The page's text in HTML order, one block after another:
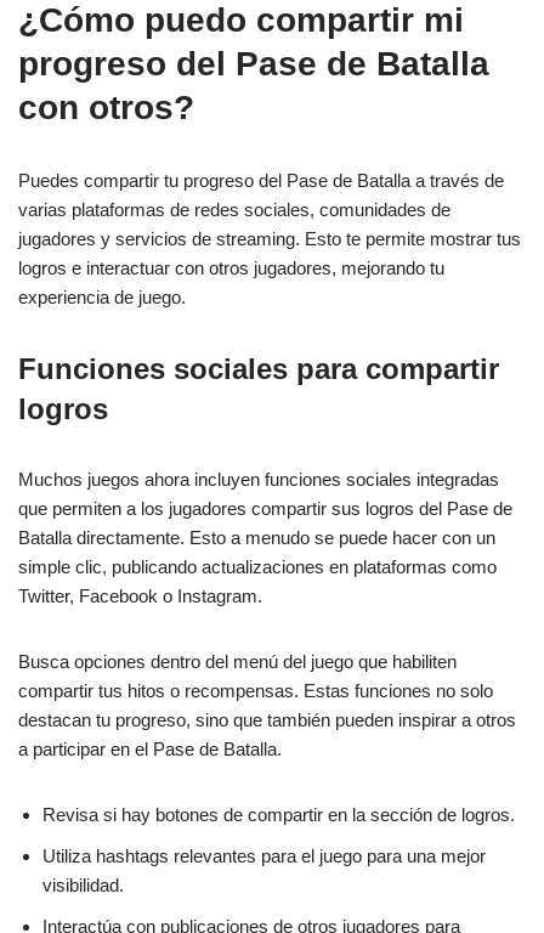
¿Cómo puedo compartir mi
progreso del Pase de Batalla
con otros?
Puedes compartir tu progreso del Pase de Batalla a través de
varias plataformas de redes sociales, comunidades de
jugadores y servicios de streaming. Esto te permite mostrar tus
logros e interactuar con otros jugadores, mejorando tu
experiencia de juego.
Funciones sociales para compartir
logros
Muchos juegos ahora incluyen funciones sociales integradas
que permiten a los jugadores compartir sus logros del Pase de
Batalla directamente. Esto a menudo se puede hacer con un
simple clic, publicando actualizaciones en plataformas como
Twitter, Facebook o Instagram.
Busca opciones dentro del menú del juego que habiliten
compartir tus hitos o recompensas. Estas funciones no solo
destacan tu progreso, sino que también pueden inspirar a otros
a participar en el Pase de Batalla.
Revisa si hay botones de compartir en la sección de logros.
Utiliza hashtags relevantes para el juego para una mejor
visibilidad.
Interactúa con publicaciones de otros jugadores para